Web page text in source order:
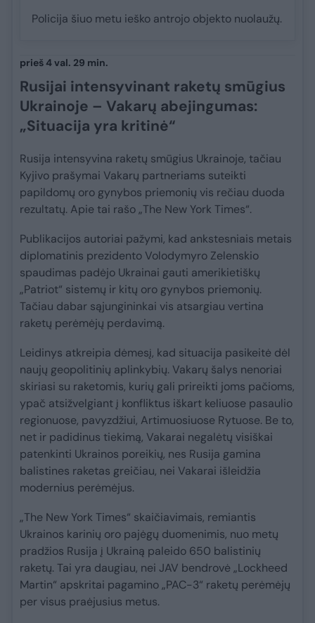
Policija šiuo metu ieško antrojo objekto nuolaužų.
prieš 4 val. 29 min.
Rusijai intensyvinant raketų smūgius
Ukrainoje – Vakarų abejingumas:
„Situacija yra kritinė“
Rusija intensyvina raketų smūgius Ukrainoje, tačiau
Kyjivo prašymai Vakarų partneriams suteikti
papildomų oro gynybos priemonių vis rečiau duoda
rezultatų. Apie tai rašo „The New York Times“.
Publikacijos autoriai pažymi, kad ankstesniais metais
diplomatinis prezidento Volodymyro Zelenskio
spaudimas padėjo Ukrainai gauti amerikietiškų
„Patriot“ sistemų ir kitų oro gynybos priemonių.
Tačiau dabar sąjungininkai vis atsargiau vertina
raketų perėmėjų perdavimą.
Leidinys atkreipia dėmesį, kad situacija pasikeitė dėl
naujų geopolitinių aplinkybių. Vakarų šalys nenoriai
skiriasi su raketomis, kurių gali prireikti joms pačioms,
ypač atsižvelgiant į konfliktus iškart keliuose pasaulio
regionuose, pavyzdžiui, Artimuosiuose Rytuose. Be to,
net ir padidinus tiekimą, Vakarai negalėtų visiškai
patenkinti Ukrainos poreikių, nes Rusija gamina
balistines raketas greičiau, nei Vakarai išleidžia
modernius perėmėjus.
„The New York Times“ skaičiavimais, remiantis
Ukrainos karinių oro pajėgų duomenimis, nuo metų
pradžios Rusija į Ukrainą paleido 650 balistinių
raketų. Tai yra daugiau, nei JAV bendrovė „Lockheed
Martin“ apskritai pagamino „PAC-3“ raketų perėmėjų
per visus praėjusius metus.